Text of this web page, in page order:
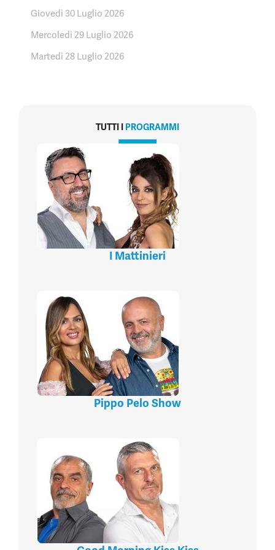
Giovedì 30 Luglio 2026
Mercoledì 29 Luglio 2026
Martedì 28 Luglio 2026
TUTTI I PROGRAMMI
I Mattinieri
Pippo Pelo Show